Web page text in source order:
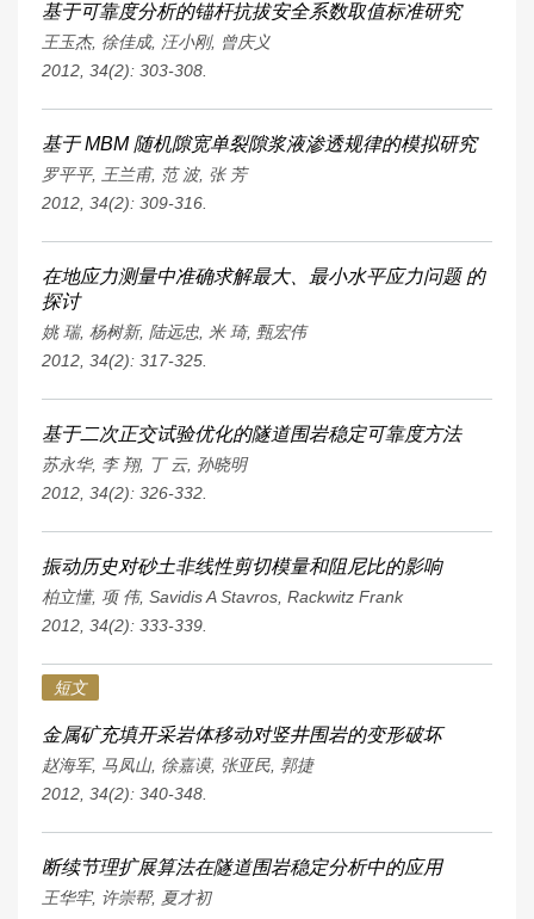
基于可靠度分析的锚杆抗拔安全系数取值标准研究
王玉杰, 徐佳成, 汪小刚, 曾庆义
2012, 34(2): 303-308.
基于 MBM 随机隙宽单裂隙浆液渗透规律的模拟研究
罗平平, 王兰甫, 范 波, 张 芳
2012, 34(2): 309-316.
在地应力测量中准确求解最大、最小水平应力问题 的
探讨
姚 瑞, 杨树新, 陆远忠 米 琦, 甄宏伟
2012, 34(2): 317-325.
基于二次正交试验优化的隧道围岩稳定可靠度方法
苏永华, 李 翔, 丁 云, 孙晓明
2012, 34(2): 326-332.
振动历史对砂土非线性剪切模量和阻尼比的影响
柏立懂, 项 伟, Savidis A Stavros Rackwitz Frank
2012, 34(2): 333-339.
短文
金属矿充填开采岩体移动对竖井围岩的变形破坏
赵海军, 马凤山, 徐嘉谟, 张亚民 郭捷
2012, 34(2): 340-348.
断续节理扩展算法在隧道围岩稳定分析中的应用
王华牢, 许崇帮, 夏才初